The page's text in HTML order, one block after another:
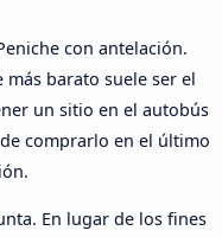
con antelación.
más barato suele ser el
un sitio en el autobús
comprarlo en el último
En lugar de los fines